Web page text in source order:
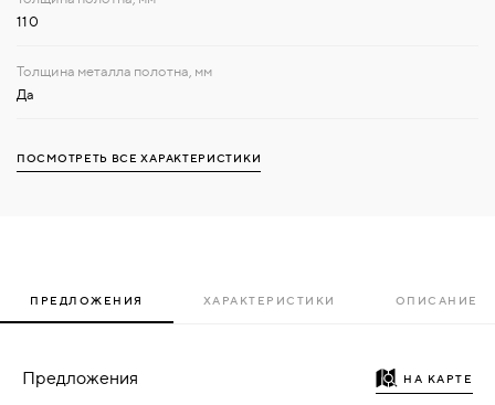
110
Да
ПОСМОТРЕТЬ ВСЕ ХАРАКТЕРИСТИКИ
ПРЕДЛОЖЕНИЯ ХАРАКТЕРИСТИКИ ОПИСАНИЕ
Предложения НА КАРТЕ